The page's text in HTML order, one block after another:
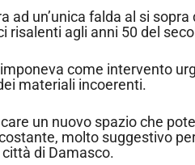
ad un’unica falda al si
agli anni 50 del
come intervento
materiali incoerenti.
un nuovo spazio che
molto suggestivo
città di Damasco.